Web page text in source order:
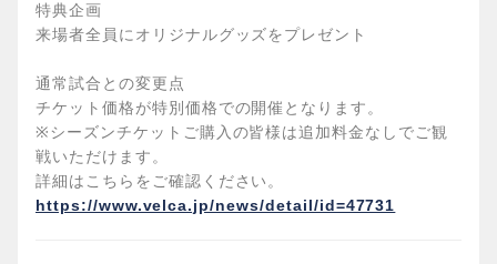
特典企画
来場者全員にオリジナルグッズをプレゼント
通常試合との変更点
チケット価格が特別価格での開催となります。
※ シーズンチケットご購入の皆様は追加料金なしでご観
戦いただけます。
詳細はこちらをご確認ください。
https://www.velca.jp/news/detail/id=47731